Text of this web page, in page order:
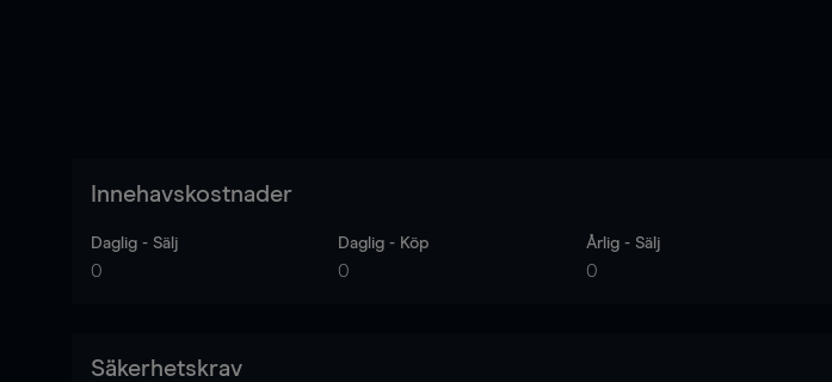
Innehavskostnader
Daglig - Sälj
0
Daglig - Köp
0
Årlig - Sälj
0
Säkerhetskrav